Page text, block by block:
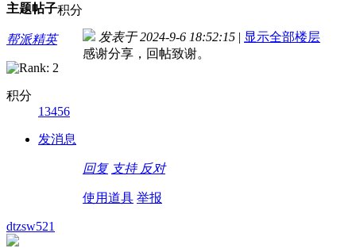
主题帖子积分
帮派精英
积分
13456
发消息
发表于 2024-9-6 18:52:15 | 显示全部楼层
感谢分享，回帖致谢。
回复 支持 反对
使用道具 举报
dtzsw521